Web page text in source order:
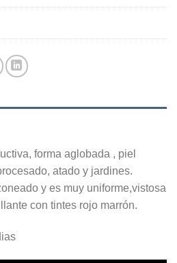
forma aglobada , piel
atado y jardines.
y es muy uniforme,vistosa
con tintes rojo marrón.